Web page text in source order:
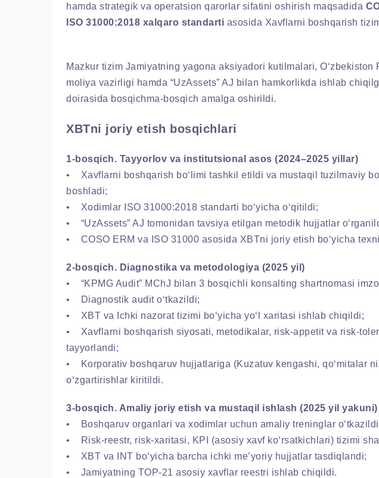
hamda strategik va operatsion qarorlar sifatini oshirish maqsadida
ISO 31000:2018 xalqaro standarti asosida Xavflarni boshqarish
Mazkur tizim Jamiyatning yagona aksiyadori kutilmalari,
moliya vazirligi hamda “UzAssets” AJ bilan hamkorlikda ishlab
doirasida bosqichma-bosqich amalga oshirildi.
XBTni joriy etish bosqichlari
1-bosqich. Tayyorlov va institutsional asos (2024–2025 yillar)
• Xavflarni boshqarish bo‘limi tashkil etildi va mustaqil tuzilmaviy
boshladi;
• Xodimlar ISO 31000:2018 standarti bo‘yicha o‘qitildi;
• “UzAssets” AJ tomonidan tavsiya etilgan metodik hujjatlar
• COSO ERM va ISO 31000 asosida XBTni joriy etish bo‘yicha
2-bosqich. Diagnostika va metodologiya (2025 yil)
• “KPMG Audit” MChJ bilan 3 bosqichli konsalting shartnomasi
• Diagnostik audit o‘tkazildi;
• XBT va Ichki nazorat tizimi bo‘yicha yo‘l xaritasi ishlab chiqildi;
• Xavflarni boshqarish siyosati, metodikalar, risk-appetit va risk-
tayyorlandi;
• Korporativ boshqaruv hujjatlariga (Kuzatuv kengashi, qo‘mitalar
o‘zgartirishlar kiritildi.
3-bosqich. Amaliy joriy etish va mustaqil ishlash (2025 yil yakuni)
• Boshqaruv organlari va xodimlar uchun amaliy treninglar
• Risk-reestr, risk-xaritasi, KPI (asosiy xavf ko‘rsatkichlari) tizimi
• XBT va INT bo‘yicha barcha ichki me’yoriy hujjatlar tasdiqlandi;
• Jamiyatning TOP-21 asosiy xavflar reestri ishlab chiqildi.